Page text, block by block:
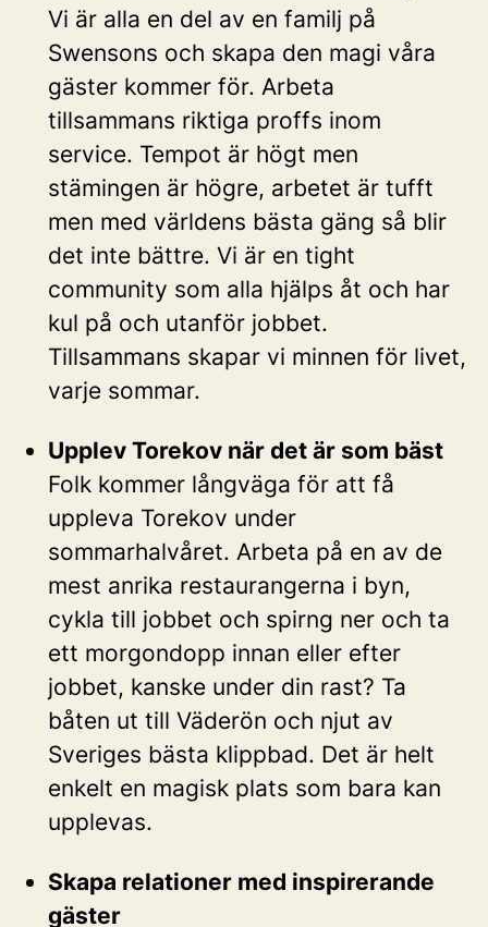
Vi är alla en del av en familj på
Swensons och skapa den magi våra
gäster kommer för. Arbeta
tillsammans riktiga proffs inom
service. Tempot är högt men
stämingen är högre, arbetet är tufft
men med världens bästa gäng så blir
det inte bättre. Vi är en tight
community som alla hjälps åt och har
kul på och utanför jobbet.
Tillsammans skapar vi minnen för livet,
varje sommar.
Upplev Torekov när det är som bäst
Folk kommer långväga för att få
uppleva Torekov under
sommarhalvåret. Arbeta på en av de
mest anrika restaurangerna i byn,
cykla till jobbet och spirng ner och ta
ett morgondopp innan eller efter
jobbet, kanske under din rast? Ta
båten ut till Väderön och njut av
Sveriges bästa klippbad. Det är helt
enkelt en magisk plats som bara kan
upplevas.
Skapa relationer med inspirerande
gäster